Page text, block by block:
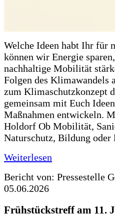
Welche Ideen habt Ihr für
können wir Energie
nachhaltige Mobilität
Folgen des Klimawandels
zum Klimaschutzkonzept
gemeinsam mit Euch
Maßnahmen entwickeln.
Holdorf Ob Mobilität,
Naturschutz, Bildung oder
Weiterlesen
Bericht von: Pressestelle
05.06.2026
Frühstückstreff am 11.